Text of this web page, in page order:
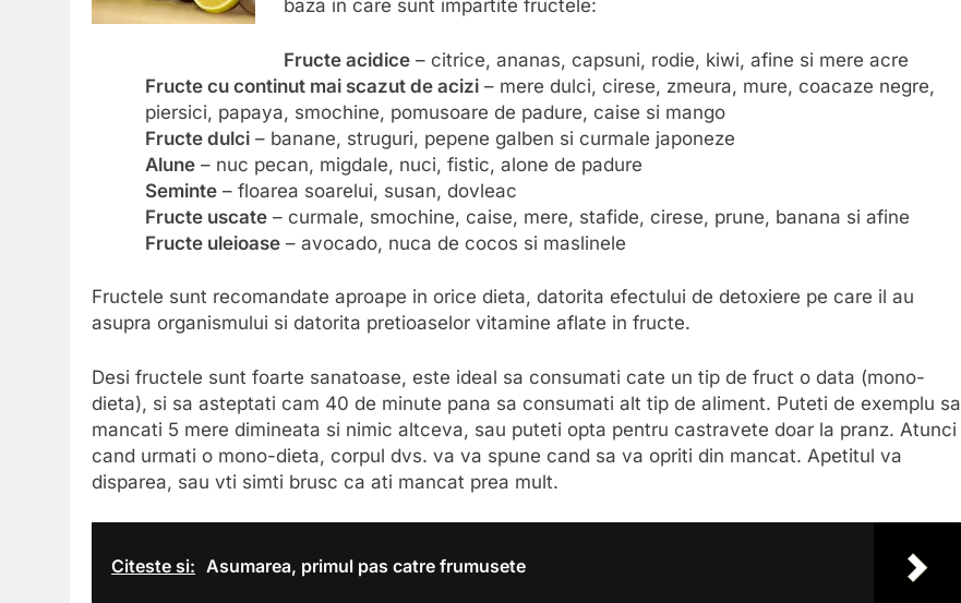
baza in care sunt impartite fructele:
Fructe acidice– citrice, ananas, capsuni, rodie, kiwi, afine si mere acre
Fructe cu continut mai scazut de acizi– mere dulci, cirese, zmeura, mure, coacaze negre,
piersici, papaya, smochine, pomusoare de padure, caise si mango
Fructe dulci– banane, struguri, pepene galben si curmale japoneze
Alune– nuc pecan, migdale, nuci, fistic, alone de padure
Seminte– floarea soarelui, susan, dovleac
Fructe uscate– curmale, smochine, caise, mere, stafide, cirese, prune, banana si afine
Fructe uleioase– avocado, nuca de cocos si maslinele
Fructele sunt recomandate aproape in orice dieta, datorita efectului de detoxiere pe care il au
asupra organismului si datorita pretioaselor vitamine aflate in fructe.
Desi fructele sunt foarte sanatoase, este ideal sa consumati cate un tip de fruct o data (mono-
dieta), si sa asteptati cam 40 de minute pana sa consumati alt tip de aliment. Puteti de exemplu sa
mancati 5 mere dimineata si nimic altceva, sau puteti opta pentru castravete doar la pranz. Atunci
cand urmati o mono-dieta, corpul dvs. va va spune cand sa va opriti din mancat. Apetitul va
disparea, sau vti simti brusc ca ati mancat prea mult.
Citeste si: Asumarea, primul pas catre frumusete